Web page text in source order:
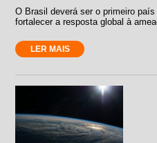
O Brasil deverá ser o primeiro
fortalecer a resposta global à
LER MAIS